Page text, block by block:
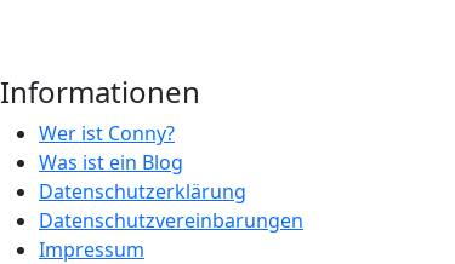
Informationen
Wer ist Conny?
Was ist ein Blog
Datenschutzerklärung
Datenschutzvereinbarungen
Impressum